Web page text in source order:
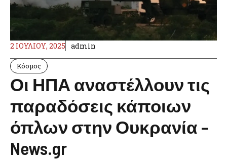
2 ΙΟΥΛΊΟΥ, 2025 admin
Κόσμος
Οι ΗΠΑ αναστέλλουν τις
παραδόσεις κάποιων
όπλων στην Ουκρανία –
News.gr